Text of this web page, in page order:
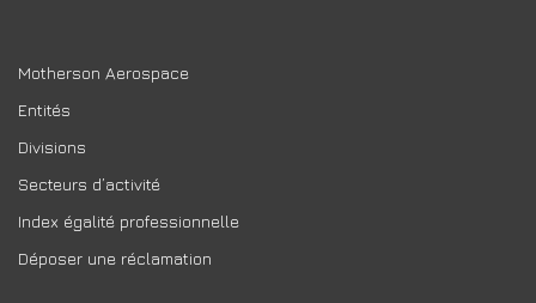
Motherson Aerospace
Entités
Divisions
Secteurs d’activité
Index égalité professionnelle
Déposer une réclamation